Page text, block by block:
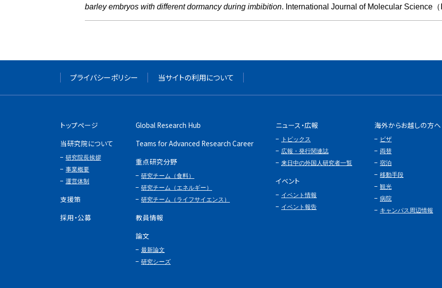
barley embryos with different dormancy during imbibition. International Journal of Molecular Science
プライバシーポリシー 当サイトの利用について
トップページ
当研究院について
研究院長挨拶
事業概要
運営体制
支援策
採用・公募
Global Research Hub
Teams for Advanced Research Career
重点研究分野
研究チーム（食料）
研究チーム（エネルギー）
研究チーム（ライフサイエンス）
教員情報
論文
最新論文
研究シーズ
ニュース・広報
トピックス
広報・発行関連誌
来日中の外国人研究者一覧
イベント
イベント情報
イベント報告
海外からお越しの方へ
ビザ
両替
宿泊
移動手段
観光
病院
キャンパス周辺情報